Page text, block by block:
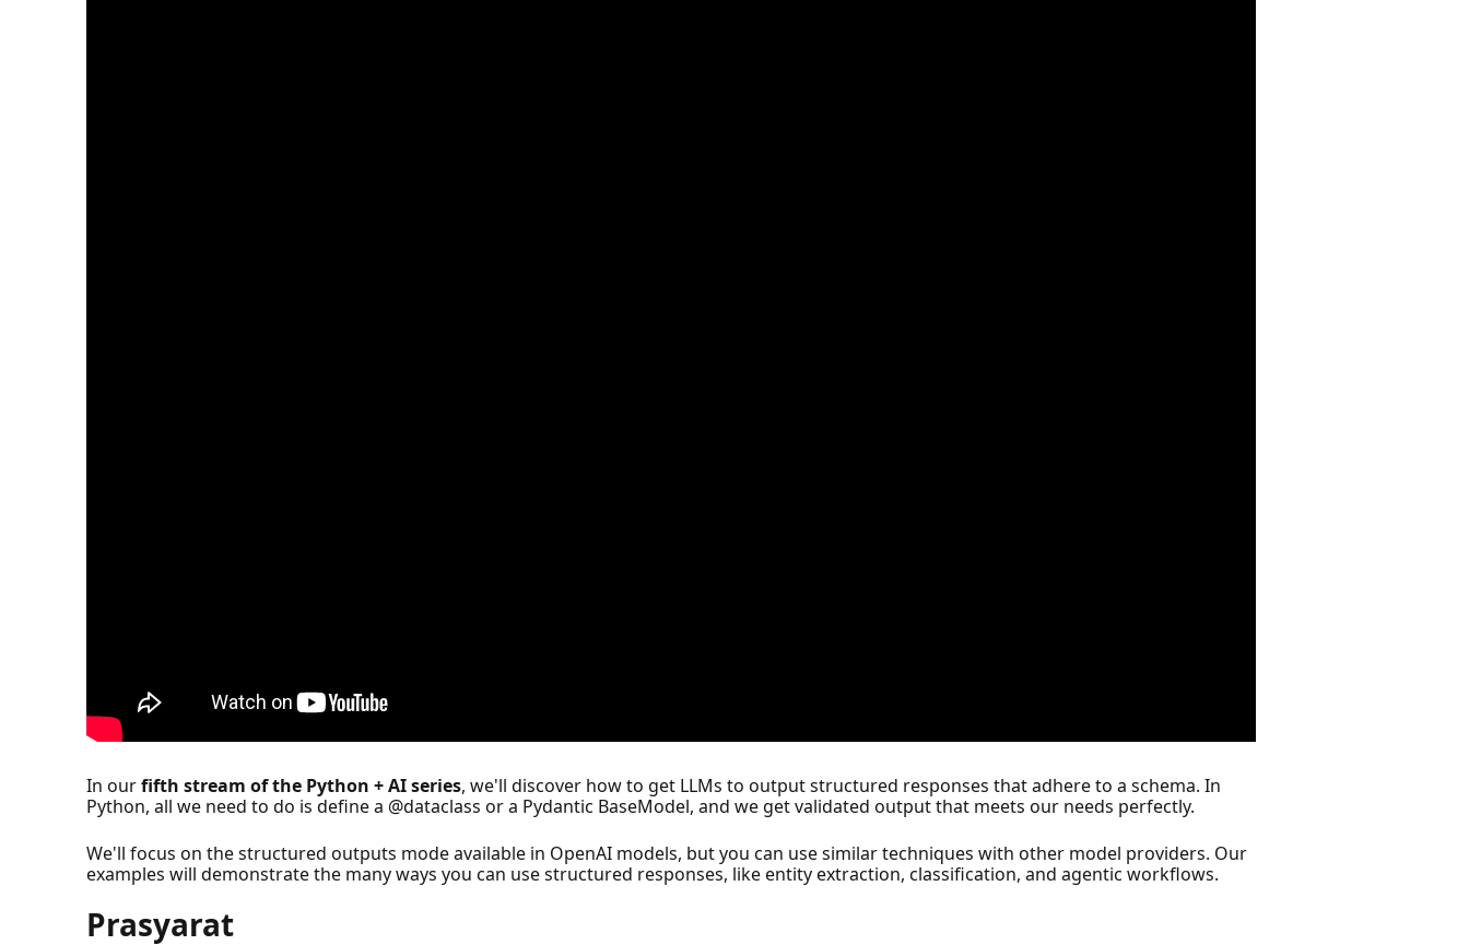
In ourfifth stream of the Python + AI series, we'll discover how to get LLMs to output structured responses that adhere to a schema. In
Python, all we need to do is define a @dataclass or a Pydantic BaseModel, and we get validated output that meets our needs perfectly.
We'll focus on the structured outputs mode available in OpenAI models, but you can use similar techniques with other model providers. Our
examples will demonstrate the many ways you can use structured responses, like entity extraction, classification, and agentic workflows.
Prasyarat